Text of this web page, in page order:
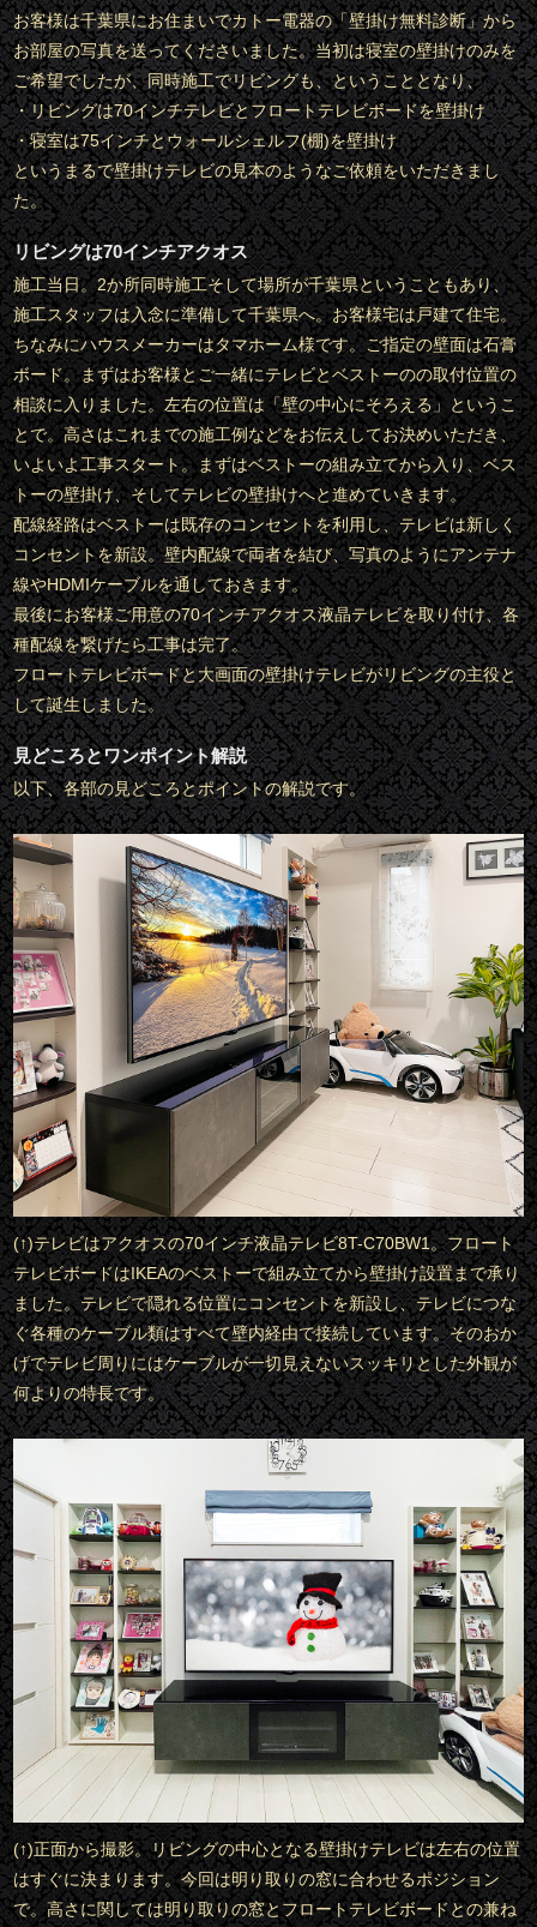
お客様は千葉県にお住まいでカトー電器の「壁掛け無料診断」から
お部屋の写真を送ってくださいました。当初は寝室の壁掛けのみを
ご希望でしたが、同時施工でリビングも、ということとなり、
・リビングは70インチテレビとフロートテレビボードを壁掛け
・寝室は75インチとウォールシェルフ(棚)を壁掛け
というまるで壁掛けテレビの見本のようなご依頼をいただきまし
た。
リビングは70インチアクオス
施工当日。2か所同時施工そして場所が千葉県ということもあり、
施工スタッフは入念に準備して千葉県へ。お客様宅は戸建て住宅。
ちなみにハウスメーカーはタマホーム様です。ご指定の壁面は石膏
ボード。まずはお客様とご一緒にテレビとベストーのの取付位置の
相談に入りました。左右の位置は「壁の中心にそろえる」というこ
とで。高さはこれまでの施工例などをお伝えしてお決めいただき、
いよいよ工事スタート。まずはベストーの組み立てから入り、ベス
トーの壁掛け、そしてテレビの壁掛けへと進めていきます。
配線経路はベストーは既存のコンセントを利用し、テレビは新しく
コンセントを新設。壁内配線で両者を結び、写真のようにアンテナ
線やHDMIケーブルを通しておきます。
最後にお客様ご用意の70インチアクオス液晶テレビを取り付け、各
種配線を繋げたら工事は完了。
フロートテレビボードと大画面の壁掛けテレビがリビングの主役と
して誕生しました。
見どころとワンポイント解説
以下、各部の見どころとポイントの解説です。
(↑)テレビはアクオスの70インチ液晶テレビ8T-C70BW1。フロート
テレビボードはIKEAのベストーで組み立てから壁掛け設置まで承り
ました。テレビで隠れる位置にコンセントを新設し、テレビにつな
ぐ各種のケーブル類はすべて壁内経由で接続しています。そのおか
げでテレビ周りにはケーブルが一切見えないスッキリとした外観が
何よりの特長です。
(↑)正面から撮影。リビングの中心となる壁掛けテレビは左右の位置
はすぐに決まります。今回は明り取りの窓に合わせるポジション
で。高さに関しては明り取りの窓とフロートテレビボードとの兼ね